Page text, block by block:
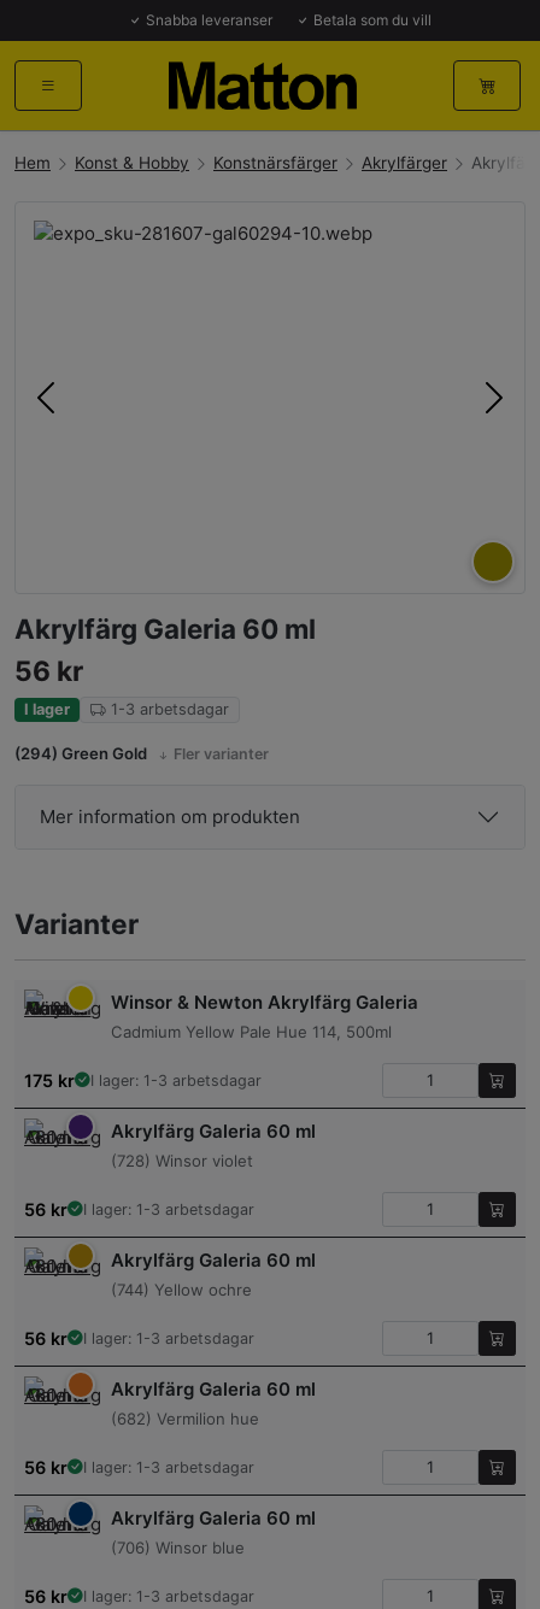
Snabba leveranser Betala som du vill
Hem Konst & Hobby Konstnärsfärger Akrylfärger
Föregående Nästa
Akrylfärg Galeria 60 ml
56 kr
I lager 1-3 arbetsdagar
(294) Green Gold Fler varianter
Mer information om produkten
Varianter
Winsor & Newton Akrylfärg Galeria
Cadmium Yellow Pale Hue 114, 500ml
175 kr I lager: 1-3 arbetsdagar
Akrylfärg Galeria 60 ml
(728) Winsor violet
56 kr I lager: 1-3 arbetsdagar
Akrylfärg Galeria 60 ml
(744) Yellow ochre
56 kr I lager: 1-3 arbetsdagar
Akrylfärg Galeria 60 ml
(682) Vermilion hue
56 kr I lager: 1-3 arbetsdagar
Akrylfärg Galeria 60 ml
(706) Winsor blue
56 kr I lager: 1-3 arbetsdagar